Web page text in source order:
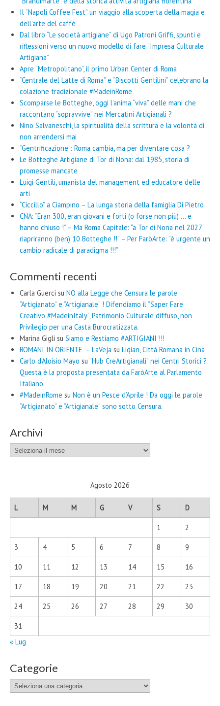
Il “Napoli Coffee Fest” un viaggio alla scoperta della magia e
dell’arte del caffè
Dal libro “Le società artigiane” di Ugo Patroni Griffi, spunti e
riflessioni verso un nuovo modello di fare “Impresa Culturale
Artigiana”
Apre “Metropolitano”, il primo Urban Center di Roma
“Centrale del Latte di Roma” e “Biscotti Gentilini” celebrano la
colazione tradizionale #MadeinRome
Scomparse le Botteghe, oggi l’anima “viva” delle mani che
raccontano “sopravvive” nei Mercatini Artigianali ?
Nino Salvaneschi, la spiritualità della scrittura e la volontà di
non arrendersi mai
“Gentrificazione”: Roma cambia, ma per diventare cosa ?
Le Botteghe Artigiane di Tor di Nona: dal 1985, storia di
promesse mancate
Luigi Gentili, umanista del management ed educatore delle
arti
“Ciccillo” a Ciampino – La lunga storia della famiglia Di Pietro
CNA: “Eran 300, eran giovani e forti (o forse non più) … e
hanno chiuso !” – Ma Roma Capitale: “a Tor di Nona nel 2027
riapriranno (ben) 10 Botteghe !!” – Per FaròArte: “è urgente un
cambio radicale di paradigma !!!”
Commenti recenti
Carla Guerci su NO alla Legge che Censura le parole
“Artigianato” e “Artigianale” ! Difendiamo il “Saper Fare
Creativo #MadeinItaly”, Patrimonio Culturale diffuso, non
Privilegio per una Casta Burocratizzata.
Marina Gigli su Siamo e Restiamo #ARTIGIANI !!!
ROMANI IN ORIENTE – LaVeja su Liqian, Città Romana in Cina
Carlo d'Aloisio Mayo su “Hub CreArtigianali” nei Centri Storici ?
Questa è la proposta presentata da FaròArte al Parlamento
Italiano
#MadeinRome su Non è un Pesce d’Aprile ! Da oggi le parole
“Artigianato” e “Artigianale” sono sotto Censura.
Archivi
Archivi
Agosto 2026
L M M G V S D
1 2
3 4 5 6 7 8 9
10 11 12 13 14 15 16
17 18 19 20 21 22 23
24 25 26 27 28 29 30
31
« Lug
Categorie
Categorie